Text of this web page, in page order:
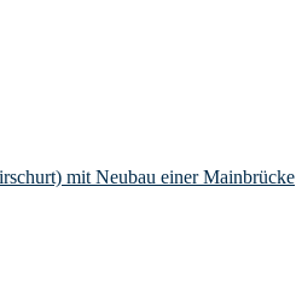
mit Neubau einer Mainbrücke